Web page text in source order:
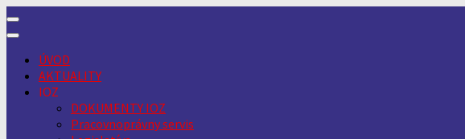
Skip
to
ÚVOD
AKTUALITY
IOZ
DOKUMENTY IOZ
Pracovnoprávny servis